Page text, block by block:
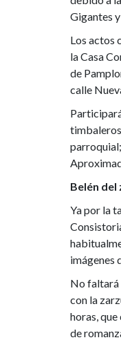
la
de
y
Gigantes
Los actos
la Casa
de
calle
Belén del
Ya por la
imágenes
No faltará
con la
horas,
de